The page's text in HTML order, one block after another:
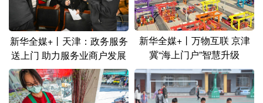
新华全媒+丨天津：政务服务
送上门 助力服务业商户发展
新华全媒+丨万物互联 京津
冀“海上门户”智慧升级